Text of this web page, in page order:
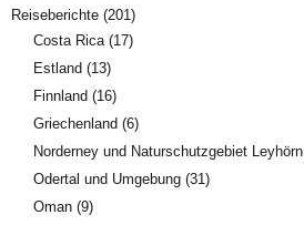
Reiseberichte (201)
Costa Rica(17)
Estland (13)
Finnland (16)
Griechenland (6)
Norderney und Naturschutzgebiet Leyhörn
Odertal und Umgebung (31)
Oman (9)